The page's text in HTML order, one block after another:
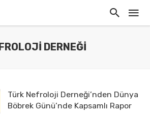
DERNEĞI
Türk Nefroloji Derneği’nden Dünya
Böbrek Günü’nde Kapsamlı Rapor